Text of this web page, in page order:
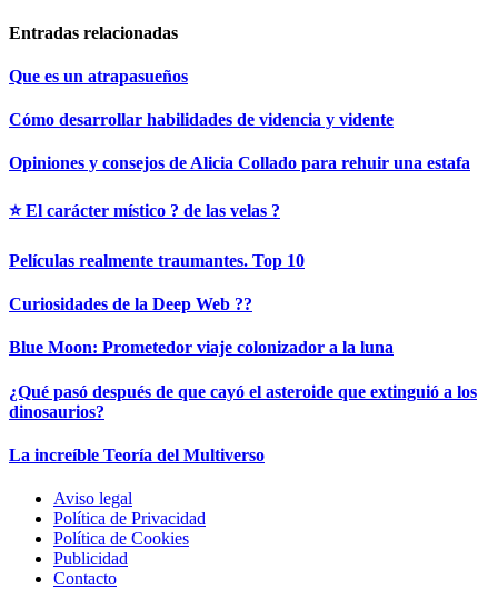
Entradas relacionadas
Que es un atrapasueños
Cómo desarrollar habilidades de videncia y vidente
Opiniones y consejos de Alicia Collado para rehuir una estafa
⭐ El carácter místico ? de las velas ?
Películas realmente traumantes. Top 10
Curiosidades de la Deep Web ?‍?
Blue Moon: Prometedor viaje colonizador a la luna
¿Qué pasó después de que cayó el asteroide que extinguió a los
dinosaurios?
La increíble Teoría del Multiverso
Aviso legal
Política de Privacidad
Política de Cookies
Publicidad
Contacto